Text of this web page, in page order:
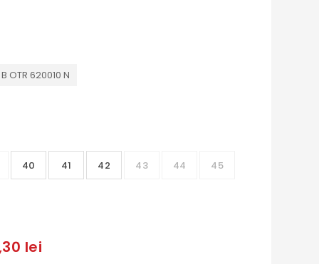
OTR 620010 N
40 41 42 43 44 45
lei